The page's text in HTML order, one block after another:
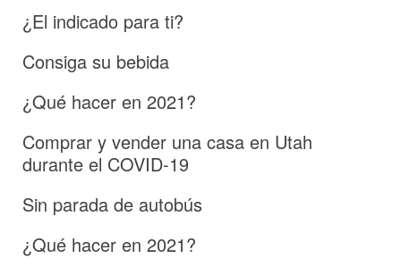
¿El indicado para ti?
Consiga su bebida
¿Qué hacer en 2021?
Comprar y vender una casa en Utah
durante el COVID-19
Sin parada de autobús
¿Qué hacer en 2021?